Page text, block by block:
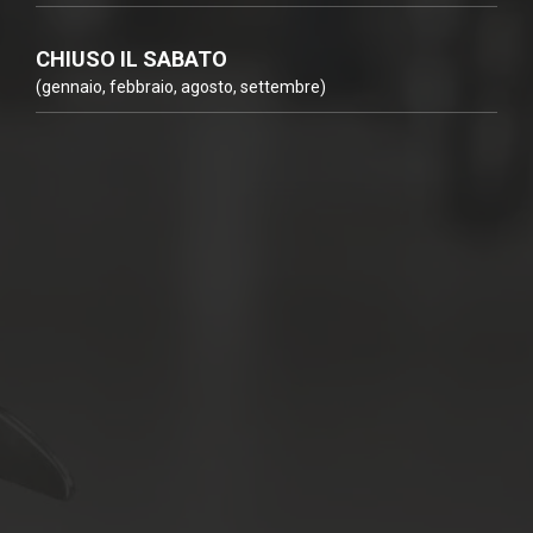
CHIUSO IL SABATO
(gennaio, febbraio, agosto, settembre)